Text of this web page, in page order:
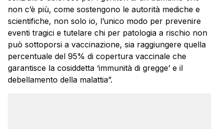
non c’è più, come sostengono le autorità mediche e
scientifiche, non solo io, l’unico modo per prevenire
eventi tragici e tutelare chi per patologia a rischio non
può sottoporsi a vaccinazione, sia raggiungere quella
percentuale del 95% di copertura vaccinale che
garantisce la cosiddetta ‘immunità di gregge’ e il
debellamento della malattia”.